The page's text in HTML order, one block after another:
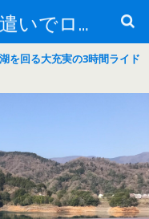
月30,000円のお小遣いでロードバイク
を回る大充実の3時間ライド